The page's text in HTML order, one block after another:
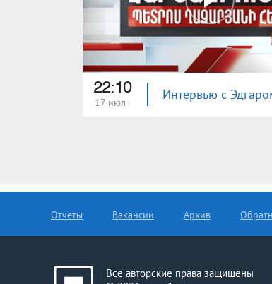
22:10
17 июл
Отчеты Вакансии Архив
Все авторские права защищены